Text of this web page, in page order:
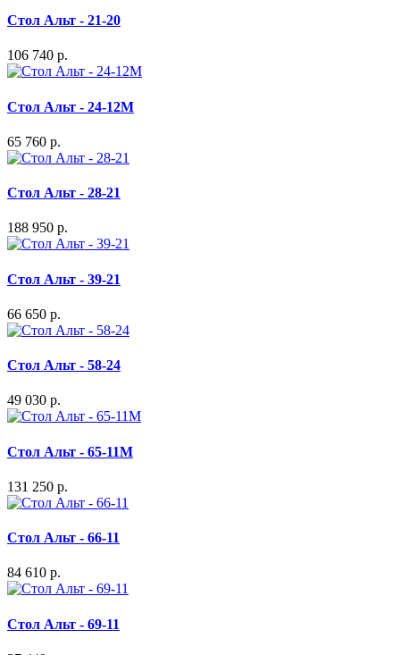
Стол Альт - 21-20
106 740 р.
Стол Альт - 24-12М
65 760 р.
Стол Альт - 28-21
188 950 р.
Стол Альт - 39-21
66 650 р.
Стол Альт - 58-24
49 030 р.
Стол Альт - 65-11M
131 250 р.
Стол Альт - 66-11
84 610 р.
Стол Альт - 69-11